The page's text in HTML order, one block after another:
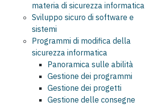
materia di sicurezza informatica
Sviluppo sicuro di software e
sistemi
Programmi di modifica della
sicurezza informatica
Panoramica sulle abilità
Gestione dei programmi
Gestione dei progetti
Gestione delle consegne